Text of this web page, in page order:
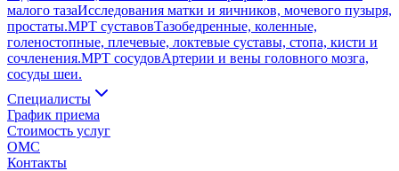
малого тазаИсследования матки и яичников, мочевого пузыря,
простаты.МРТ суставовТазобедренные, коленные,
голеностопные, плечевые, локтевые суставы, стопа, кисти и
сочленения.МРТ сосудовАртерии и вены головного мозга,
сосуды шеи.
Специалисты
График приема
Стоимость услуг
ОМС
Контакты